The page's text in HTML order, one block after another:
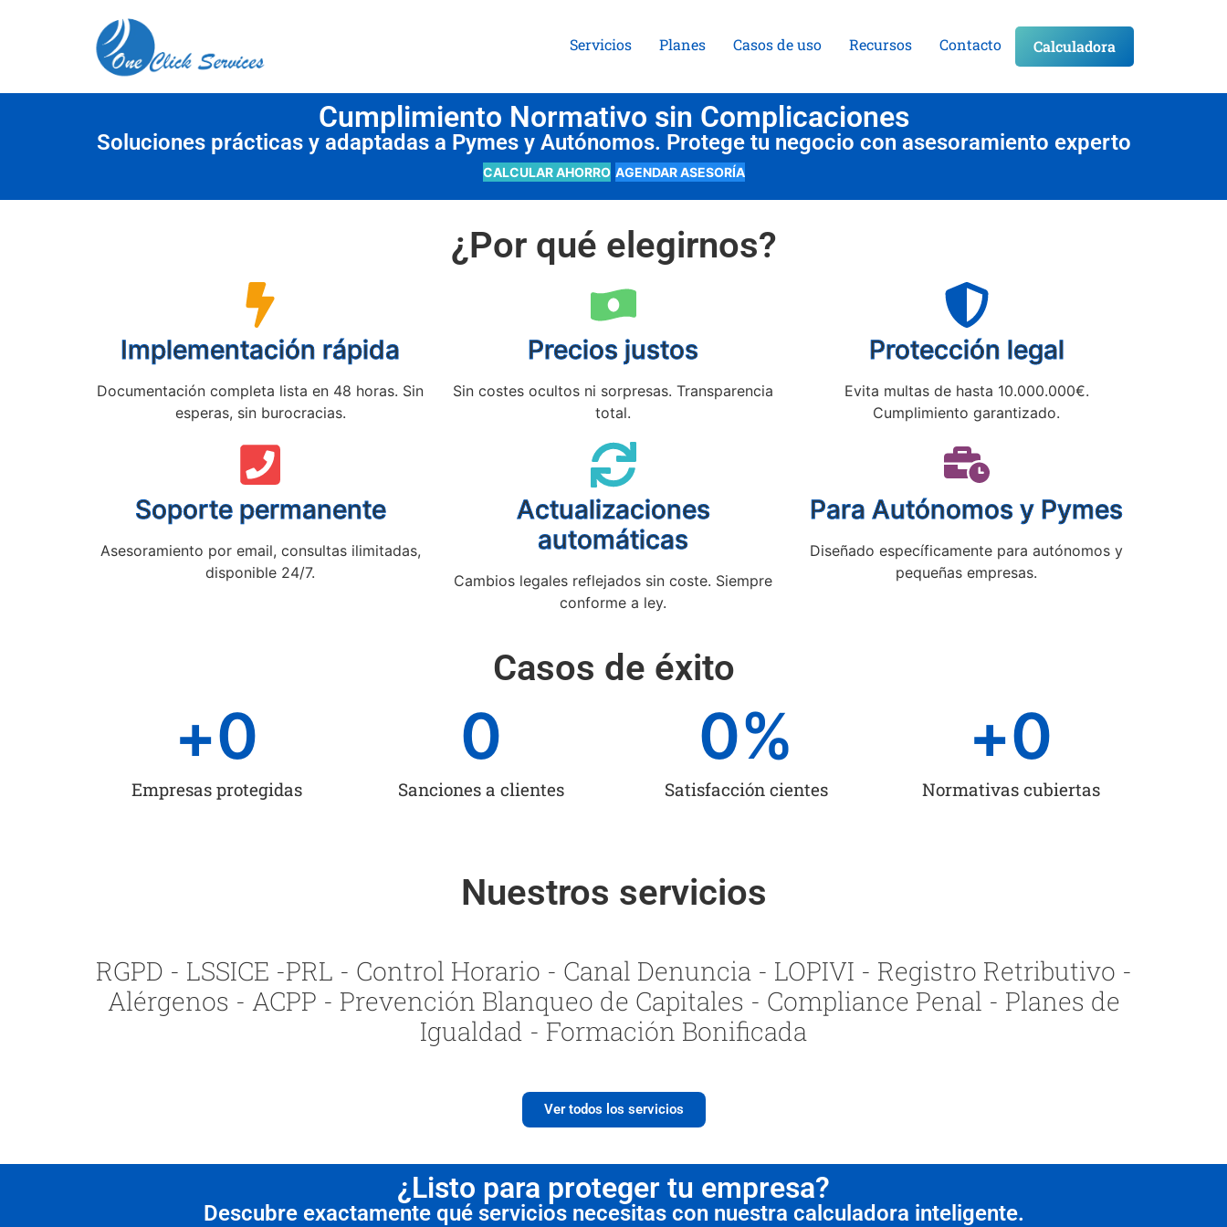
Servicios Planes Casos de uso Recursos Contacto Calculadora
Cumplimiento Normativo sin Complicaciones
Soluciones prácticas y adaptadas a Pymes y Autónomos. Protege tu negocio con asesoramiento experto
CALCULAR AHORRO AGENDAR ASESORÍA
¿Por qué elegirnos?
Implementación rápida
Documentación completa lista en 48 horas. Sin
esperas, sin burocracias.
Precios justos
Sin costes ocultos ni sorpresas. Transparencia
total.
Protección legal
Evita multas de hasta 10.000.000€.
Cumplimiento garantizado.
Soporte permanente
Asesoramiento por email, consultas ilimitadas,
disponible 24/7.
Actualizaciones
automáticas
Cambios legales reflejados sin coste. Siempre
conforme a ley.
Para Autónomos y Pymes
Diseñado específicamente para autónomos y
pequeñas empresas.
Casos de éxito
Empresas protegidas
+0
Sanciones a clientes
0
Satisfacción cientes
0%
Normativas cubiertas
+0
Nuestros servicios
RGPD - LSSICE -PRL - Control Horario - Canal Denuncia - LOPIVI - Registro Retributivo -
Alérgenos - ACPP - Prevención Blanqueo de Capitales - Compliance Penal - Planes de
Igualdad - Formación Bonificada
Ver todos los servicios
¿Listo para proteger tu empresa?
Descubre exactamente qué servicios necesitas con nuestra calculadora inteligente.